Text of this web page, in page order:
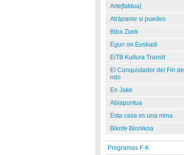
Arte[faktua]
Atrápame si puedes
Biba Zuek
Egun on Euskadi
EiTB Kultura Transit
El Conquistador del Fin
ndo
En Jake
Abiapuntua
Esta casa es una mina
Bikote Bionikoa
Programas F-K